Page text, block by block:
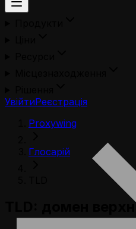
УвійтиРеєстрація
Proxywing
Глосарій
TLD: домен